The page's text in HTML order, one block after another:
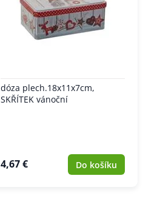
dóza plech.18x11x7cm,
SKŘÍTEK vánoční
4,67 € Do košíku